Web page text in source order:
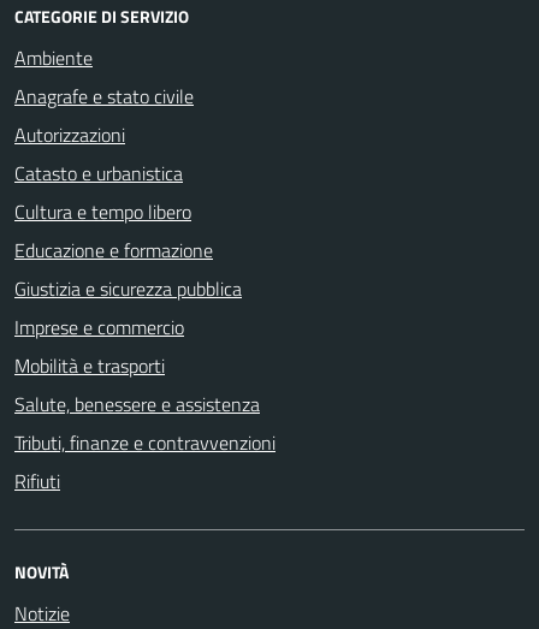
CATEGORIE DI SERVIZIO
Ambiente
Anagrafe e stato civile
Autorizzazioni
Catasto e urbanistica
Cultura e tempo libero
Educazione e formazione
Giustizia e sicurezza pubblica
Imprese e commercio
Mobilità e trasporti
Salute, benessere e assistenza
Tributi, finanze e contravvenzioni
Rifiuti
NOVITÀ
Notizie